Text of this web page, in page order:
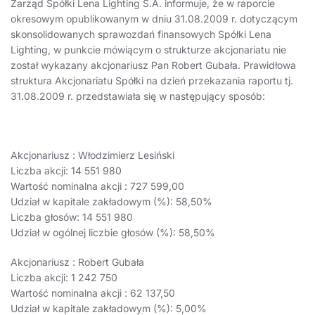
Zarząd Spółki Lena Lighting S.A. informuje, że w raporcie
okresowym opublikowanym w dniu 31.08.2009 r. dotyczącym
skonsolidowanych sprawozdań finansowych Spółki Lena
Lighting, w punkcie mówiącym o strukturze akcjonariatu nie
został wykazany akcjonariusz Pan Robert Gubała. Prawidłowa
struktura Akcjonariatu Spółki na dzień przekazania raportu tj.
31.08.2009 r. przedstawiała się w następujący sposób:
Akcjonariusz : Włodzimierz Lesiński
Liczba akcji: 14 551 980
Wartość nominalna akcji : 727 599,00
Udział w kapitale zakładowym (%): 58,50%
Liczba głosów: 14 551 980
Udział w ogólnej liczbie głosów (%): 58,50%
Akcjonariusz : Robert Gubała
Liczba akcji: 1 242 750
Wartość nominalna akcji : 62 137,50
Udział w kapitale zakładowym (%): 5,00%